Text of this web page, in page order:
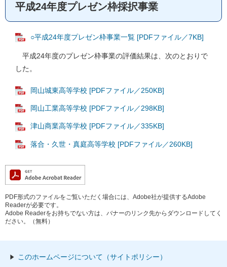
平成24年度プレゼン枠採択事業
○平成24年度プレゼン枠事業一覧 [PDFファイル／7KB]
平成24年度のプレゼン枠事業の評価結果は、次のとおりで
した。
岡山城東高等学校 [PDFファイル／250KB]
岡山工業高等学校 [PDFファイル／298KB]
津山商業高等学校 [PDFファイル／335KB]
落合・久世・真庭高等学校 [PDFファイル／260KB]
PDF形式のファイルをご覧いただく場合には、Adobe社が提供するAdobe
Readerが必要です。
Adobe Readerをお持ちでない方は、バナーのリンク先からダウンロードしてく
ださい。（無料）
このホームページについて（サイトポリシー）